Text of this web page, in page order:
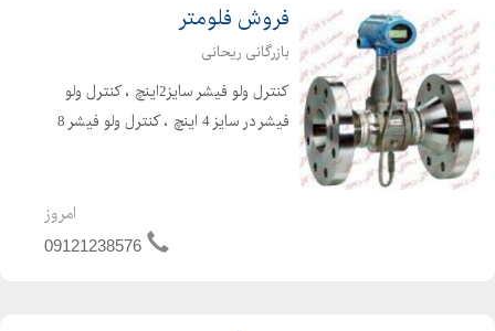
فروش فلومتر
بازرگانی ریحانی
کنترل ولو فیشر سایز2اینچ ، کنترل ولو
فیشر در سایز 4 اینچ ، کنترل ولو فیشر 8
امروز
09121238576